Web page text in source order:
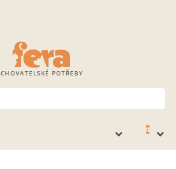
CHOVATELSKÉ POTŘEBY
0